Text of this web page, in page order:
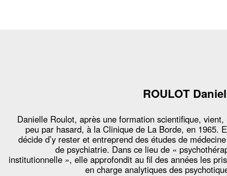
ROULOT
Danielle Roulot, après une formation scientifique, vient,
peu par hasard, à la Clinique de La Borde, en 1965.
décide d’y rester et entreprend des études de
de psychiatrie. Dans ce lieu de «
institutionnelle », elle approfondit au fil des années les
en charge analytiques des